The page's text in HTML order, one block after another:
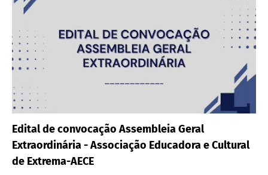
Edital de convocação Assembleia Geral
Extraordinária - Associação Educadora e Cultural
de Extrema-AECE